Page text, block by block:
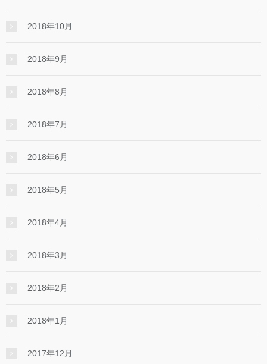
2018年10月
2018年9月
2018年8月
2018年7月
2018年6月
2018年5月
2018年4月
2018年3月
2018年2月
2018年1月
2017年12月